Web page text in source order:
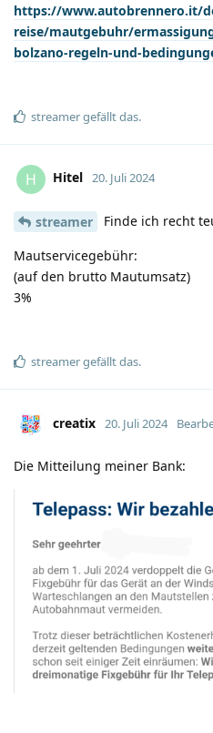
https://www.autobrennero.it/
reise/mautgebuhr/
bolzano-regeln-und-
streamergefällt das.
H Hitel 20. Juli 2024
streamer Finde ich recht
Mautservicegebühr:
(auf den brutto Mautumsatz)
3%
streamergefällt das.
creatix 20. Juli 2024
Die Mitteilung meiner Bank: